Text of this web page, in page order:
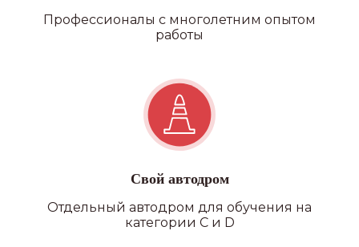
Профессионалы с многолетним опытом
работы
Свой автодром
Отдельный автодром для обучения на
категории C и D
Наши